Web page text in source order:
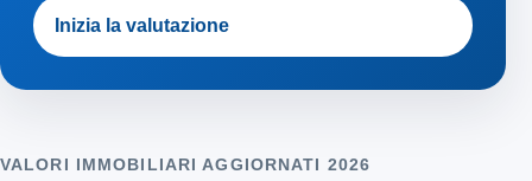
Inizia la valutazione
VALORI IMMOBILIARI AGGIORNATI 2026